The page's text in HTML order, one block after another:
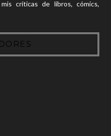
críticas de libros, cómics,